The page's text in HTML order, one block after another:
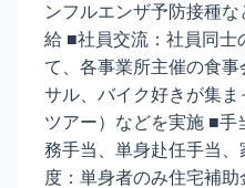
ンフルエンザ予防接種
給 ■社員交流：社員同士
て、各事業所主催の食
サル、バイク好きが集
ツアー）などを実施 ■手
務手当、単身赴任手当
度：単身者のみ住宅補